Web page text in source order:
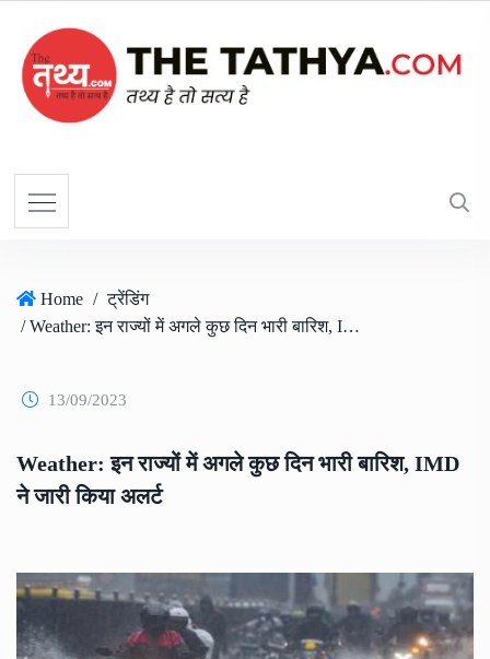
Home / ट्रेंडिंग
/ Weather: इन राज्यों में अगले कुछ दिन भारी बारिश, IMD ने जारी किया अलर्ट
13/09/2023
Weather: इन राज्यों में अगले कुछ दिन भारी बारिश, IMD
ने जारी किया अलर्ट